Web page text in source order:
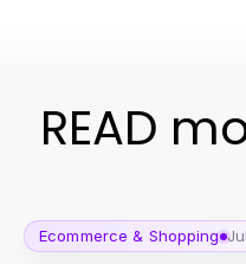
READ
Ecommerce & Shopping